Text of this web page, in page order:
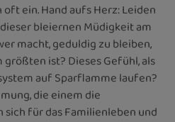
ein. Hand aufs Herz: Leiden
bleiernen Müdigkeit am
macht, geduldig zu bleiben,
ist? Dieses Gefühl, als
auf Sparflamme laufen?
die einem die
für das Familienleben und